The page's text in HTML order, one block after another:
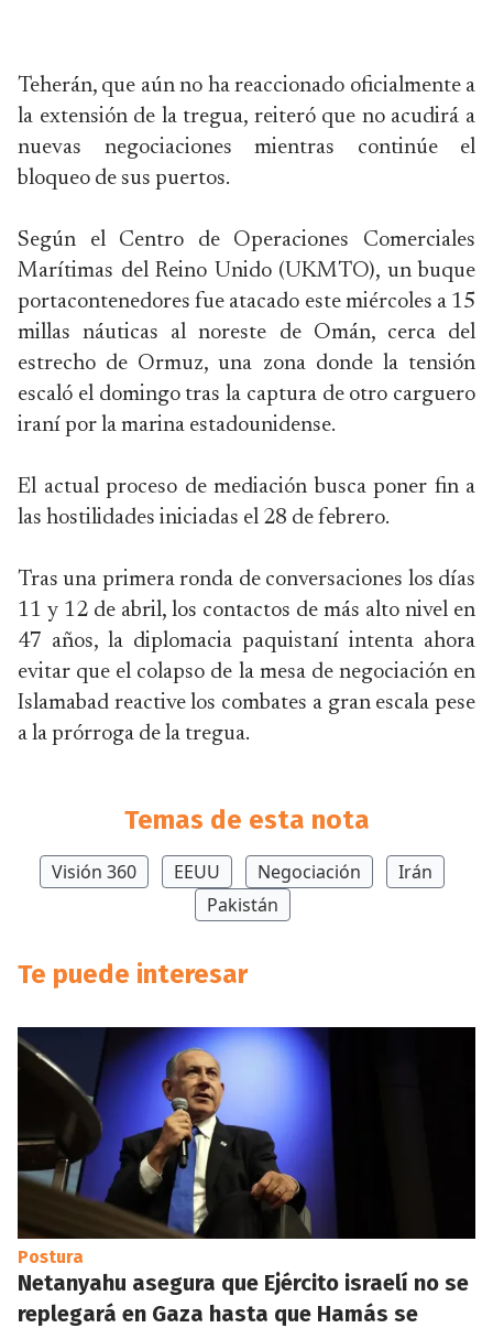
Teherán, que aún no ha reaccionado oficialmente a
la extensión de la tregua, reiteró que no acudirá a
nuevas negociaciones mientras continúe el
bloqueo de sus puertos.
Según el Centro de Operaciones Comerciales
Marítimas del Reino Unido (UKMTO), un buque
portacontenedores fue atacado este miércoles a 15
millas náuticas al noreste de Omán, cerca del
estrecho de Ormuz, una zona donde la tensión
escaló el domingo tras la captura de otro carguero
iraní por la marina estadounidense.
El actual proceso de mediación busca poner fin a
las hostilidades iniciadas el 28 de febrero.
Tras una primera ronda de conversaciones los días
11 y 12 de abril, los contactos de más alto nivel en
47 años, la diplomacia paquistaní intenta ahora
evitar que el colapso de la mesa de negociación en
Islamabad reactive los combates a gran escala pese
a la prórroga de la tregua.
Temas de esta nota
Visión 360 EEUU Negociación
Irán
Pakistán
Te puede interesar
Postura
Netanyahu asegura que Ejército israelí no se
replegará en Gaza hasta que Hamás se